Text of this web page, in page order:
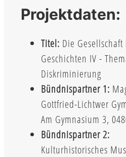
Projektdaten:
Titel: Die Gesellschaft
Geschichten IV -
Diskriminierung
Bündnispartner 1:
Gottfried-Lichtwer
Am Gymnasium 3,
Bündnispartner 2:
Kulturhistorisches